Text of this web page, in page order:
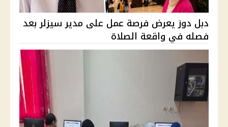
دبل دوز يعرض فرصة عمل على مدير سيزلر بعد
فصله في واقعة الصلاة